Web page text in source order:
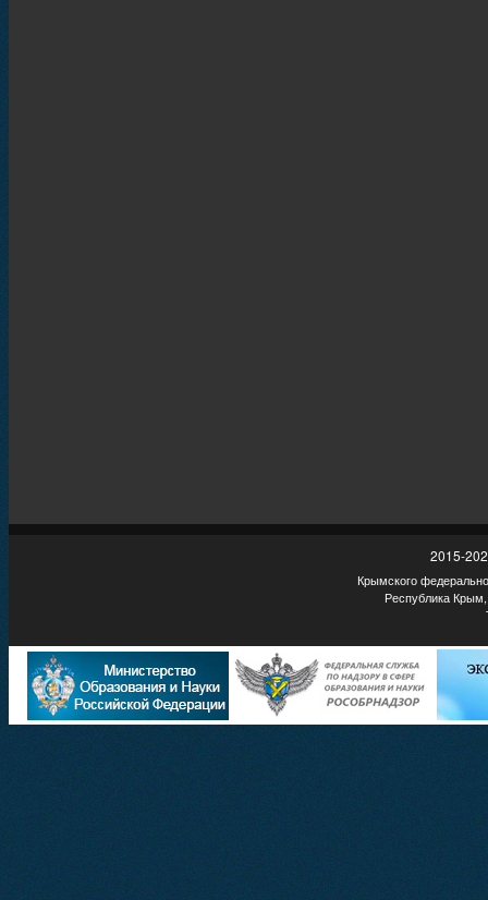
2015-
Крымского
Республика